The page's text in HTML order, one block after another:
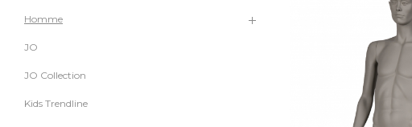
Homme
JO
JO Collection
Kids Trendline